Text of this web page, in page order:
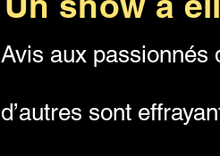
Avis aux passionnés
d’autres sont